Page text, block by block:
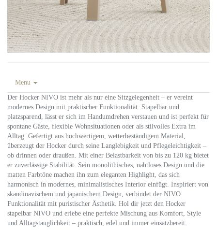
Menu
Der Hocker NIVO ist mehr als nur eine Sitzgelegenheit – er vereint
modernes Design mit praktischer Funktionalität. Stapelbar und
platzsparend, lässt er sich im Handumdrehen verstauen und ist perfekt für
spontane Gäste, flexible Wohnsituationen oder als stilvolles Extra im
Alltag. Gefertigt aus hochwertigem, wetterbeständigem Material,
überzeugt der Hocker durch seine Langlebigkeit und Pflegeleichtigkeit –
ob drinnen oder draußen. Mit einer Belastbarkeit von bis zu 120 kg bietet
er zuverlässige Stabilität. Sein monolithisches, nahtloses Design und die
matten Farbtöne machen ihn zum eleganten Highlight, das sich
harmonisch in modernes, minimalistisches Interior einfügt. Inspiriert von
skandinavischem und japanischem Design, verbindet der NIVO
Funktionalität mit puristischer Ästhetik. Hol dir jetzt den Hocker
stapelbar NIVO und erlebe eine perfekte Mischung aus Komfort, Style
und Alltagstauglichkeit – praktisch, edel und immer einsatzbereit.